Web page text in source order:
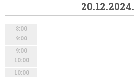
20.12.2024.
8:00
9:00
9:00
10:00
10:00